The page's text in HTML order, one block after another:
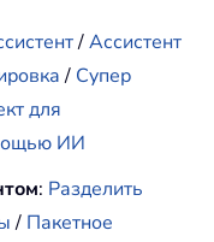
/Ассистент
/ Супер
для
ИИ
: Разделить
/ Пакетное